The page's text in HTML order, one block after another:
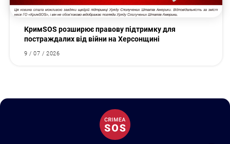
КримSOS розширює правову підтримку для
постраждалих від війни на Херсонщині
9 / 07 / 2026